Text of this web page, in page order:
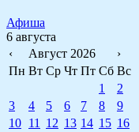
Афиша
6 августа
‹
Август 2026
›
Пн Вт Ср Чт Пт Сб Вс
1
2
3
4 5 6 7 8
9
10 11 12 13 14 15 16